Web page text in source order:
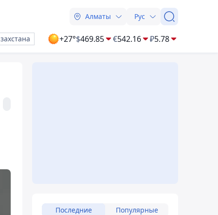
Алматы Рус
+27°$469.85 €542.16 ₽5.78
Последние Популярные